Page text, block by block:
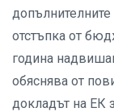
допълнителните
отстъпка от
година
обяснява от
докладът на ЕК